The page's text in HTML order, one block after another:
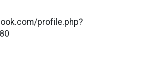
profile.php?